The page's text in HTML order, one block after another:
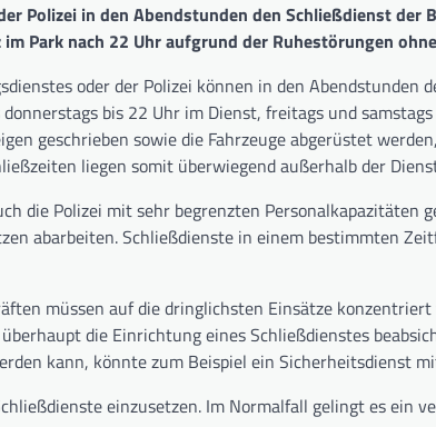
Polizei in den Abendstunden den Schließdienst der
Park nach 22 Uhr aufgrund der Ruhestörungen
oder der Polizei können in den Abendstunden
bis 22 Uhr im Dienst, freitags und
geschrieben sowie die Fahrzeuge abgerüstet
liegen somit überwiegend außerhalb der
die Polizei mit sehr begrenzten Personalkapazitäten
abarbeiten. Schließdienste in einem bestimmten
müssen auf die dringlichsten Einsätze
die Einrichtung eines Schließdienstes
kann, könnte zum Beispiel ein Sicherheitsdienst
einzusetzen. Im Normalfall gelingt es ein